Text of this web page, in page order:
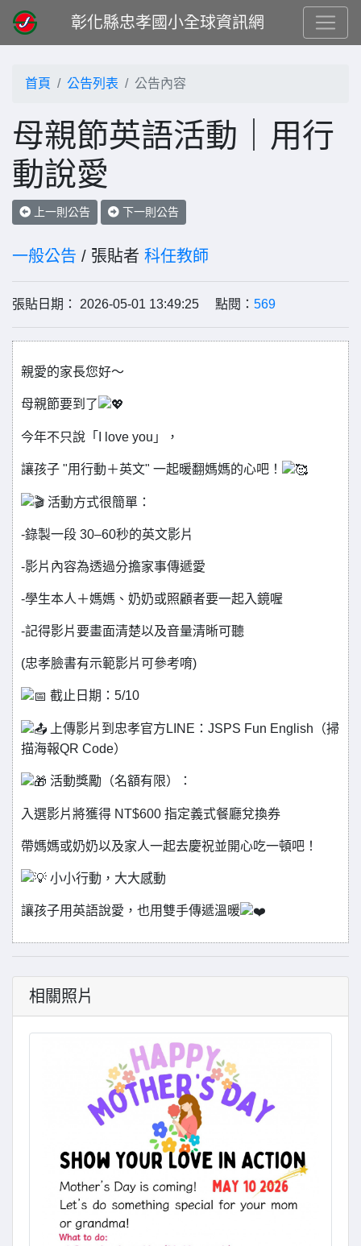
彰化縣忠孝國小全球資訊網
首頁 公告列表 公告內容
母親節英語活動｜用行
動說愛
上一則公告 下一則公告
一般公告 / 張貼者 科任教師
張貼日期： 2026-05-01 13:49:25 點閱： 569
親愛的家長您好～
母親節要到了
今年不只說「I love you」，
讓孩子 "用行動＋英文" 一起暖翻媽媽的心吧！
活動方式很簡單：
-錄製一段 30–60秒的英文影片
-影片內容為透過分擔家事傳遞愛
-學生本人＋媽媽、奶奶或照顧者要一起入鏡喔
-記得影片要畫面清楚以及音量清晰可聽
(忠孝臉書有示範影片可參考唷)
截止日期：5/10
上傳影片到忠孝官方LINE：JSPS Fun English（掃
描海報QR Code）
活動獎勵（名額有限）：
入選影片將獲得 NT$600 指定義式餐廳兌換券
帶媽媽或奶奶以及家人一起去慶祝並開心吃一頓吧！
小小行動，大大感動
讓孩子用英語說愛，也用雙手傳遞溫暖
相關照片